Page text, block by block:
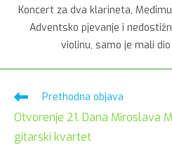
Koncert za dva klarineta,
Adventsko pjevanje i
violinu, samo je mali
Pročitaj
članaka
Prethodna objava
Otvorenje 21. Dana Miroslava
gitarski kvartet